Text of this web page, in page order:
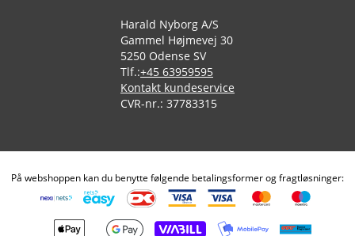
Harald Nyborg A/S
Gammel Højmevej 30
5250 Odense SV
Tlf.:+45 63959595
Kontakt kundeservice
CVR-nr.: 37783315
På webshoppen kan du benytte følgende betalingsformer og fragtløsninger: